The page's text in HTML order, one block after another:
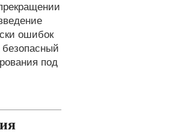
ошибок
под